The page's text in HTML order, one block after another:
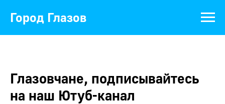
Город Глазов
Глазовчане, подписывайтесь
на наш Ютуб-канал